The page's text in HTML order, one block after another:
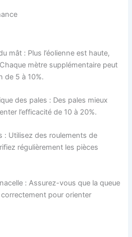
mât : Plus l’éolienne est haute,
mètre supplémentaire peut
de 5 à 10%.
des pales : Des pales mieux
l’efficacité de 10 à 20%.
: Utilisez des roulements de
régulièrement les pièces
: Assurez-vous que la queue
pour orienter